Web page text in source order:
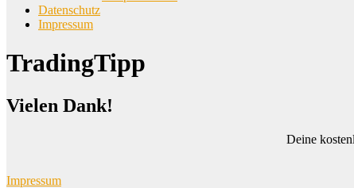
Datenschutz
Impressum
TradingTipp
Vielen Dank!
Deine
Impressum